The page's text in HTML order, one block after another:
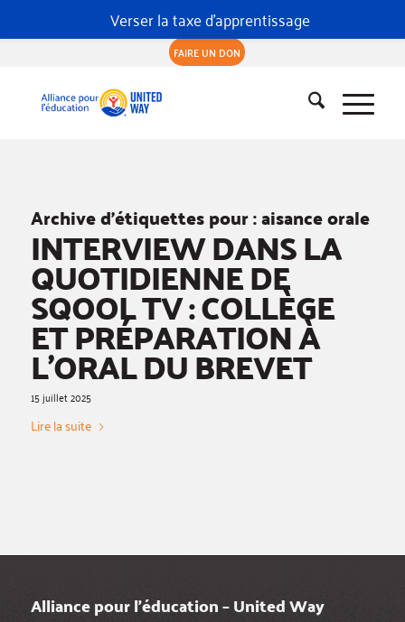
FAIRE UN DON
Archive d’étiquettes pour :aisance orale
INTERVIEW DANS LA
QUOTIDIENNE DE
SQOOL TV : COLLÈGE
ET PRÉPARATION À
L’ORAL DU BREVET
15 juillet 2025
Lire la suite
Alliance pour l’éducation – United Way
Verser la taxe d'apprentissage